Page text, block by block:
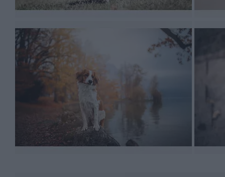
uczestniczył w różnych psich sportach, np. agility.
Pozostała ostatnia sprawa, mianowicie współżycie
nie dogadają się z kotami – wynika to z instynktu
gdy płochacz odpowiednio wcześniej zostanie
gwałtownych ruchów albo krzyku czy płaczu. A
siły, by móc ze swoim czworonogiem wychodzić na